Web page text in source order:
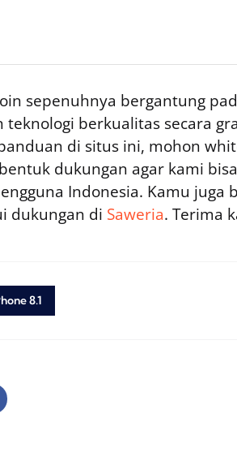
sepenuhnya bergantung
teknologi berkualitas secara
di situs ini, mohon
dukungan agar kami
Indonesia. Kamu juga
dukungan di Saweria. Terima
8.1